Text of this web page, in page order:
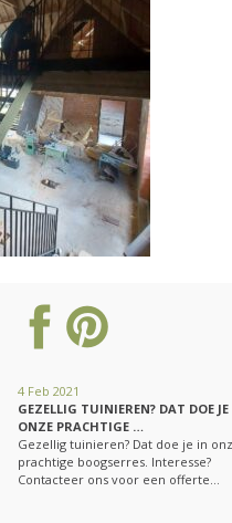
4 Feb 2021
GEZELLIG TUINIEREN? DAT DOE
ONZE PRACHTIGE …
Gezellig tuinieren? Dat doe je in
prachtige boogserres. Interesse?
Contacteer ons voor een offerte…